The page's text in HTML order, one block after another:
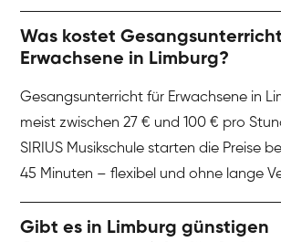
Was kostet
Erwachsene in Limburg?
Gesangsunterricht für Erwachsene in
meist zwischen 27 € und 100 € pro
SIRIUS Musikschule starten die Preise
45 Minuten – flexibel und ohne lange
Gibt es in Limburg günstigen